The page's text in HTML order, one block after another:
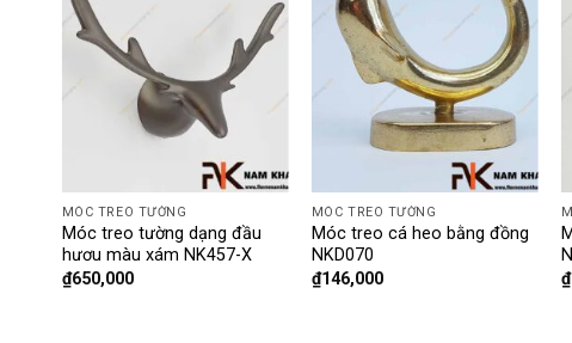
MÓC TREO TƯỜNG
Móc treo tường dạng đầu
hươu màu xám NK457-X
₫650,000
MÓC TREO TƯỜNG
Móc treo cá heo bằng đồng
NKD070
₫146,000
₫